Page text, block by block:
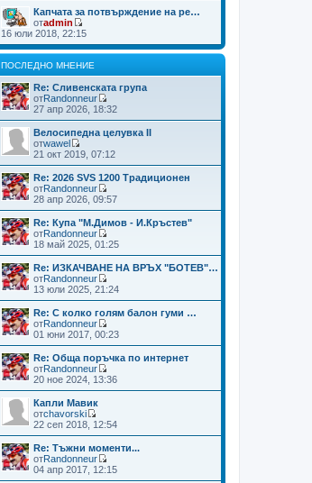
н
е
я
т
н
и
я
е
д
н
и
т
е
н
е
н
и
я
ж
п
о
с
л
е
н
и
т
е
н
е
н
и
я
Капчата за потвърждение на ре…
отadmin
В
и
ж
п
о
с
л
е
д
н
и
т
е
м
н
е
н
я
16 юли 2018, 22:15
ПОСЛЕДНО МНЕНИЕ
Re: Сливенската група
отRandonneur
В
и
ж
п
о
с
л
е
д
н
т
м
н
е
и
я
27 апр 2026, 18:32
Велосипедна целувка II
отwawel
В
и
ж
п
о
с
л
е
д
н
т
е
м
н
е
н
и
я
21 окт 2019, 07:12
Re: 2026 SVS 1200 Традиционен
отRandonneur
В
и
ж
п
о
с
л
е
д
н
т
м
н
е
и
я
28 апр 2026, 09:57
Re: Купа "М.Димов - И.Кръстев"
отRandonneur
В
и
ж
п
о
с
е
д
н
т
м
н
и
я
18 май 2025, 01:25
Re: ИЗКАЧВАНЕ НА ВРЪХ "БОТЕВ"…
отRandonneur
В
и
ж
п
о
с
е
д
н
м
н
е
и
13 юли 2025, 21:24
Re: С колко голям балон гуми …
отRandonneur
В
и
ж
п
о
с
д
н
т
м
01 юни 2017, 00:23
Re: Обща поръчка по интернет
отRandonneur
В
и
о
с
е
д
н
20 ное 2024, 13:36
Капли Мавик
отchavorski
В
и
ж
п
о
с
22 сеп 2018, 12:54
Re: Тъжни моменти...
отRandonneur
В
и
04 апр 2017, 12:15